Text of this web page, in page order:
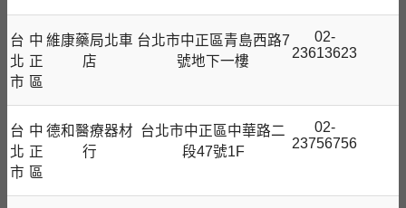
台
北
市
中
正
區
維康藥局北車
店
台北市中正區青島西路7
號地下一樓
02-
23613623
台
北
市
中
正
區
德和醫療器材
行
台北市中正區中華路二
段47號1F
02-
23756756